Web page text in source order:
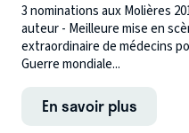
3 nominations aux Molières
auteur - Meilleure mise en
extraordinaire de médecins
Guerre mondiale...
En savoir plus